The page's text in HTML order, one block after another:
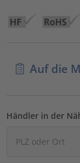
Auf die
Händler in der